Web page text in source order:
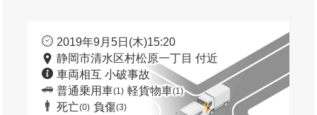
2019年9月5日(木)15:20
静岡市清水区村松原一丁目 付近
車両相互 小破事故
普通乗用車(1) 軽貨物車(1)
死亡(0) 負傷(3)